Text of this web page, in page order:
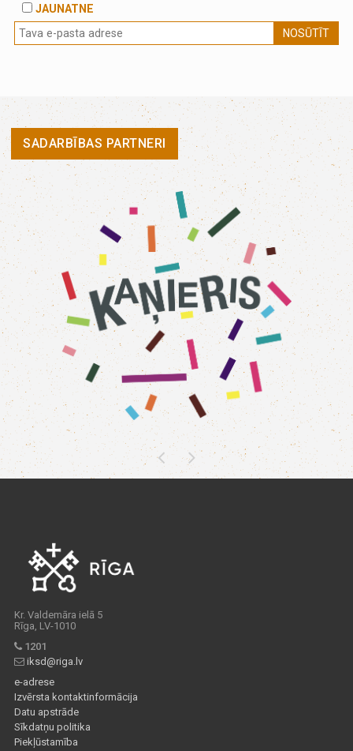
JAUNATNE
NOSŪTĪT
SADARBĪBAS PARTNERI
Kr. Valdemāra ielā 5
Rīga, LV-1010
1201
iksd@riga.lv
e-adrese
Izvērsta kontaktinformācija
Datu apstrāde
Sīkdatņu politika
Piekļūstamība